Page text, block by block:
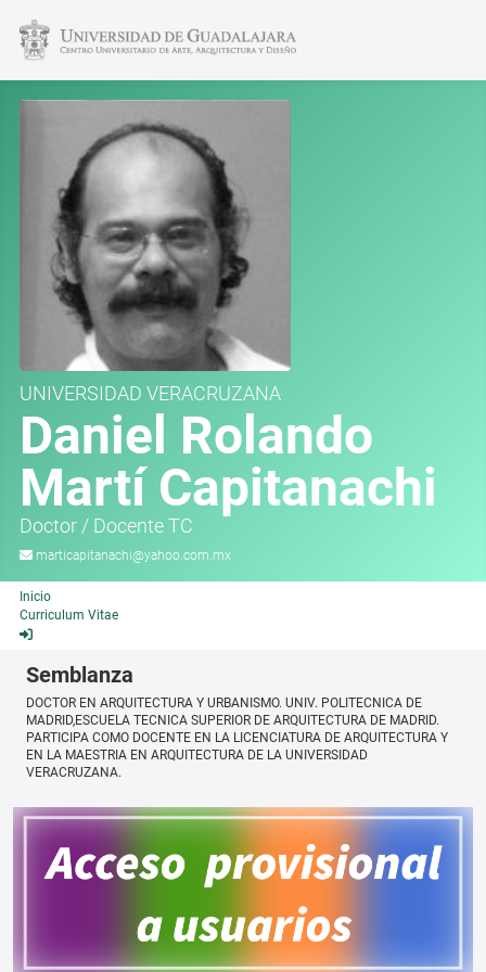
UNIVERSIDAD VERACRUZANA
Daniel Rolando
Martí Capitanachi
Doctor / Docente TC
marticapitanachi@yahoo.com.mx
Inicio
Curriculum Vitae
Semblanza
DOCTOR EN ARQUITECTURA Y URBANISMO. UNIV. POLITECNICA DE
MADRID,ESCUELA TECNICA SUPERIOR DE ARQUITECTURA DE MADRID.
PARTICIPA COMO DOCENTE EN LA LICENCIATURA DE ARQUITECTURA Y
EN LA MAESTRIA EN ARQUITECTURA DE LA UNIVERSIDAD
VERACRUZANA.